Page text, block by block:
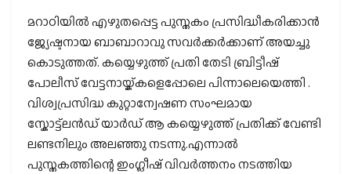
മറാഠിയിൽ എഴുതപ്പെട്ട പുസ്തകം പ്രസിദ്ധീകരിക്കാൻ
ജ്യേഷ്ടനായ ബാബാറാവു സവർക്കർക്കാണ് അയച്ചു
കൊടുത്തത്. കയ്യെഴുത്ത് പ്രതി തേടി ബ്രിട്ടീഷ്
പോലീസ് വേട്ടനായ്ക്കളെപ്പോലെ പിന്നാലെയെത്തി .
വിശ്വപ്രസിദ്ധ കുറ്റാന്വേഷണ സംഘമായ
സ്കോട്ട്ലൻഡ് യാർഡ് ആ കയ്യെഴുത്ത് പ്രതിക്ക് വേണ്ടി
ലണ്ടനിലും അലഞ്ഞു നടന്നു.എന്നാൽ
പുസ്തകത്തിന്റെ ഇംഗ്ലീഷ് വിവർത്തനം നടത്തിയ